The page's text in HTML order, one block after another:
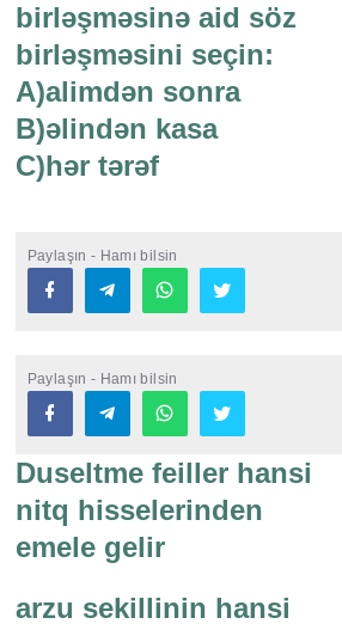
birləşməsinə aid söz
birləşməsini seçin:
A)alimdən sonra
B)əlindən kasa
C)hər tərəf
Paylaşın - Hamı bilsin
Paylaşın - Hamı bilsin
Duseltme feiller hansi
nitq hisselerinden
emele gelir
arzu sekillinin hansi